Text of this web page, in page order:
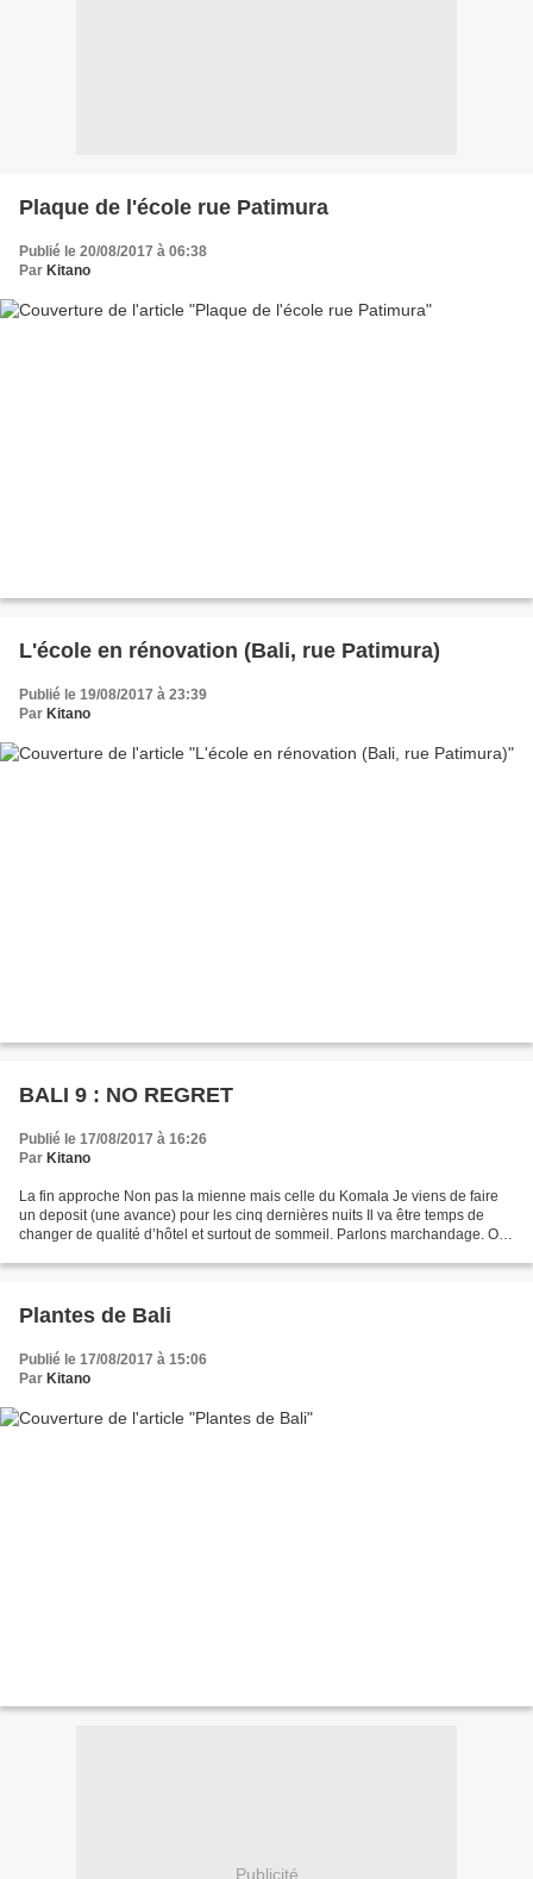
Plaque de l'école rue Patimura
Publié le 20/08/2017 à 06:38
Par Kitano
L'école en rénovation (Bali, rue Patimura)
Publié le 19/08/2017 à 23:39
Par Kitano
BALI 9 : NO REGRET
Publié le 17/08/2017 à 16:26
Par Kitano
La fin approche Non pas la mienne mais celle du Komala Je viens de faire
un deposit (une avance) pour les cinq dernières nuits Il va être temps de
changer de qualité d’hôtel et surtout de sommeil. Parlons marchandage. On
Plantes de Bali
Publié le 17/08/2017 à 15:06
Par Kitano
Publicité